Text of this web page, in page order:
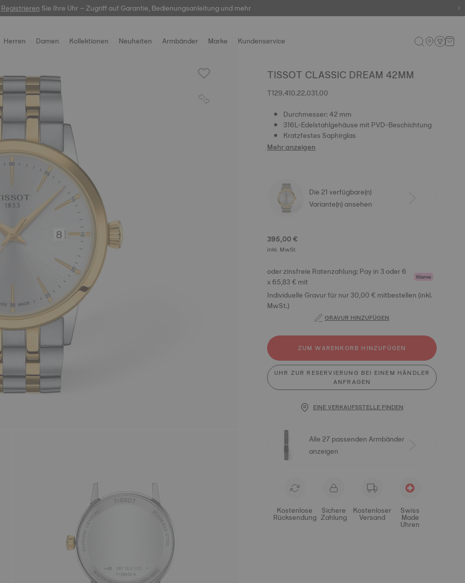
hier
RegistrierenSie Ihre Uhr – Zugriff auf Garantie, Bedienungsanleitung und mehr
Herren Damen Kollektionen Neuheiten Armbänder Marke Kundenservice
TISSOT CLASSIC DREAM 42MM
T129.410.22.031.00
Durchmesser: 42 mm
316L-Edelstahlgehäuse mit PVD-Beschichtung
Kratzfestes Saphirglas
Mehr anzeigen
Die 21 verfügbare(n)
Variante(n) ansehen
395,00 €
inkl. MwSt.
oder zinsfreie Ratenzahlung: Pay in 3 oder 6
x 65,83 € mit
Individuelle Gravur für nur 30,00 € mitbestellen (inkl.
MwSt.)
GRAVUR HINZUFÜGEN
ZUM WARENKORB HINZUFÜGEN
UHR ZUR RESERVIERUNG BEI EINEM HÄNDLER
ANFRAGEN
EINE VERKAUFSSTELLE FINDEN
Alle 27 passenden Armbänder
anzeigen
Kostenlose
Rücksendung
Sichere
Zahlung
Kostenloser
Versand
Swiss
Made
Uhren